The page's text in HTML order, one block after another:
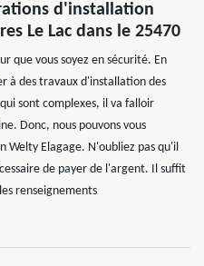
d'installation
Le Lac dans le 25470
que vous soyez en sécurité. En
à des travaux d'installation des
sont complexes, il va falloir
Donc, nous pouvons vous
Welty Elagage. N'oubliez pas qu'il
de payer de l'argent. Il suffit
renseignements